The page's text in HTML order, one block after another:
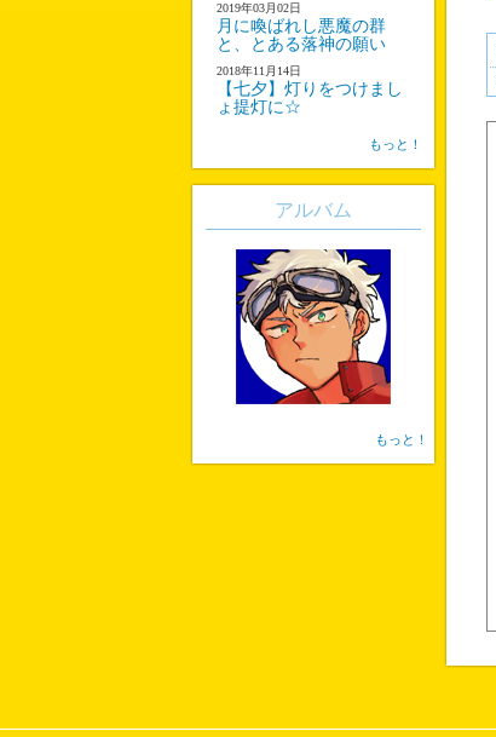
2019年03月02日
月に喚ばれし悪魔の群
と、とある落神の願い
2018年11月14日
【七夕】灯りをつけまし
ょ提灯に☆
もっと！
アルバム
もっと！